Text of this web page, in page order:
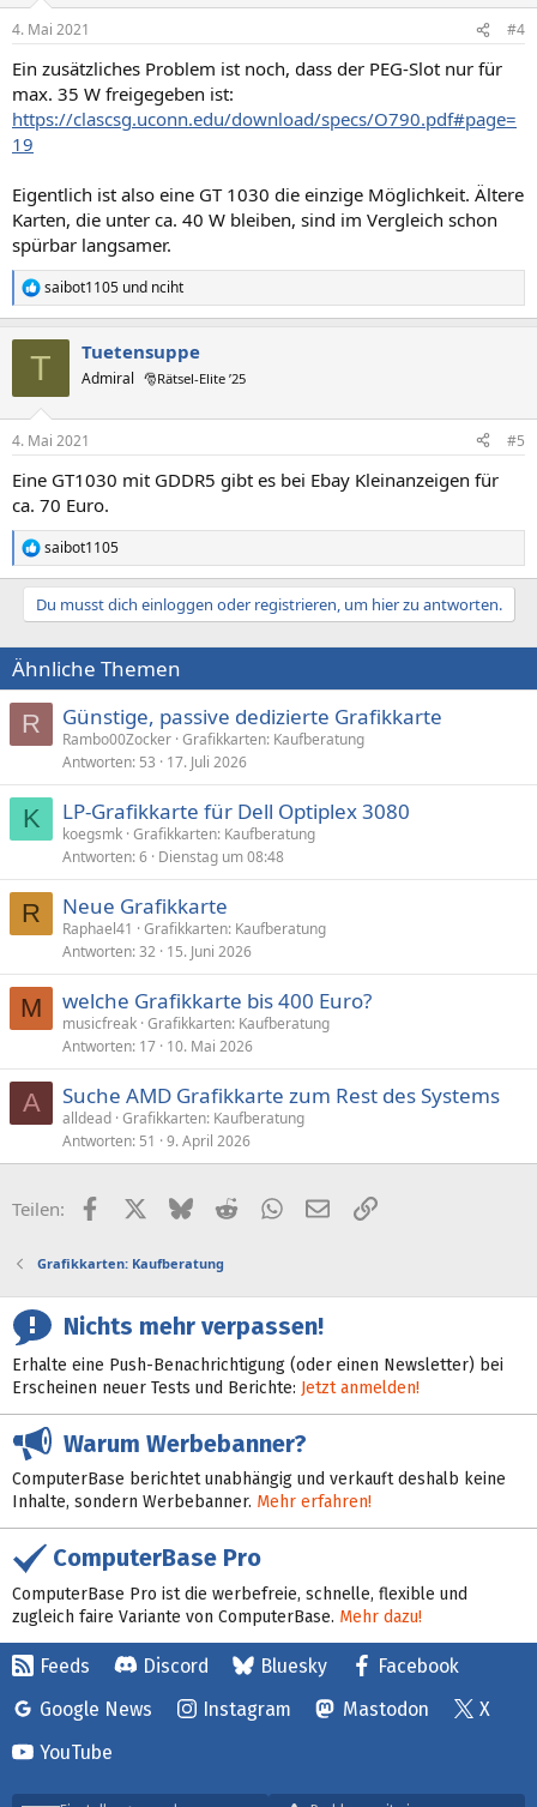
e
:
4. Mai 2021 #4
Ein zusätzliches Problem ist noch, dass der PEG-Slot nur für
max. 35 W freigegeben ist:
https://clascsg.uconn.edu/download/specs/O790.pdf#page=
19
Eigentlich ist also eine GT 1030 die einzige Möglichkeit. Ältere
Karten, die unter ca. 40 W bleiben, sind im Vergleich schon
spürbar langsamer.
R
e
e
:
saibot1105 und nciht
T Tuetensuppe
Admiral 🎅Rätsel-Elite ’25
4. Mai 2021 #5
Eine GT1030 mit GDDR5 gibt es bei Ebay Kleinanzeigen für
ca. 70 Euro.
R
e
a
i
o
n
e
n
:
saibot1105
Du musst dich einloggen oder registrieren, um hier zu antworten.
Ähnliche Themen
R Günstige, passive dedizierte Grafikkarte
Rambo00Zocker Grafikkarten: Kaufberatung
Antworten 53 17. Juli 2026
K LP-Grafikkarte für Dell Optiplex 3080
koegsmk Grafikkarten: Kaufberatung
Antworten 6 Dienstag um 08:48
R Neue Grafikkarte
Raphael41
Grafikkarten: Kaufberatung
Antworten 32 15. Juni 2026
M welche Grafikkarte bis 400 Euro?
musicfreak Grafikkarten: Kaufberatung
Antworten 17 10. Mai 2026
A Suche AMD Grafikkarte zum Rest des Systems
alldead Grafikkarten: Kaufberatung
Antworten 51 9. April 2026
Teilen: FacebookX (Twitter)
BlueskyRedditWhatsApp
E-MailLink
Grafikkarten: Kaufberatung
Nichts mehr verpassen!
Erhalte eine Push-Benachrichtigung (oder einen Newsletter) bei
Erscheinen neuer Tests und Berichte: Jetzt anmelden!
Warum Werbebanner?
ComputerBase berichtet unabhängig und verkauft deshalb keine
Inhalte, sondern Werbebanner. Mehr erfahren!
ComputerBase Pro
ComputerBase Pro ist die werbefreie, schnelle, flexible und
zugleich faire Variante von ComputerBase. Mehr dazu!
Feeds Discord Bluesky
Facebook
Google News
Instagram Mastodon
X
YouTube